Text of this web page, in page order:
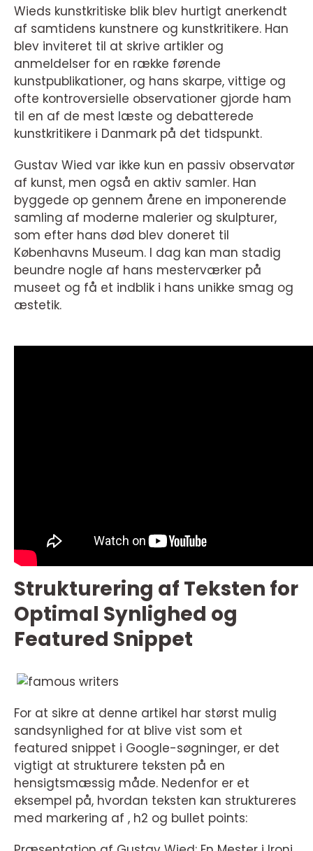
Wieds kunstkritiske blik blev hurtigt anerkendt
af samtidens kunstnere og kunstkritikere. Han
blev inviteret til at skrive artikler og
anmeldelser for en række førende
kunstpublikationer, og hans skarpe, vittige og
ofte kontroversielle observationer gjorde ham
til en af de mest læste og debatterede
kunstkritikere i Danmark på det tidspunkt.
Gustav Wied var ikke kun en passiv observatør
af kunst, men også en aktiv samler. Han
byggede op gennem årene en imponerende
samling af moderne malerier og skulpturer,
som efter hans død blev doneret til
Københavns Museum. I dag kan man stadig
beundre nogle af hans mesterværker på
museet og få et indblik i hans unikke smag og
æstetik.
Strukturering af Teksten for
Optimal Synlighed og
Featured Snippet
For at sikre at denne artikel har størst mulig
sandsynlighed for at blive vist som et
featured snippet i Google-søgninger, er det
vigtigt at strukturere teksten på en
hensigtsmæssig måde. Nedenfor er et
eksempel på, hvordan teksten kan struktureres
med markering af , h2 og bullet points: